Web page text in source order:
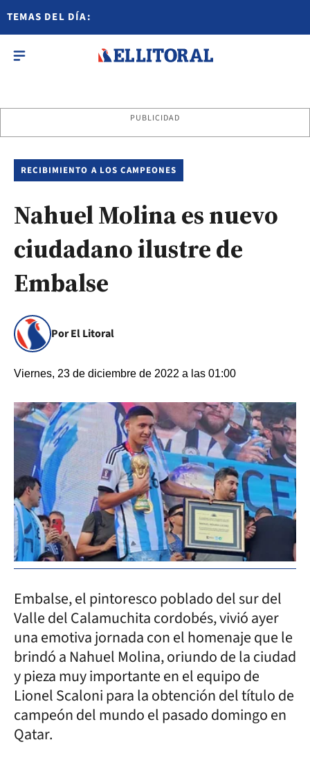
TEMAS DEL DÍA:
PUBLICIDAD
RECIBIMIENTO A LOS CAMPEONES
Nahuel Molina es nuevo
ciudadano ilustre de
Embalse
Por El Litoral
Viernes, 23 de diciembre de 2022 a las 01:00
Embalse, el pintoresco poblado del sur del
Valle del Calamuchita cordobés, vivió ayer
una emotiva jornada con el homenaje que le
brindó a Nahuel Molina, oriundo de la ciudad
y pieza muy importante en el equipo de
Lionel Scaloni para la obtención del título de
campeón del mundo el pasado domingo en
Qatar.